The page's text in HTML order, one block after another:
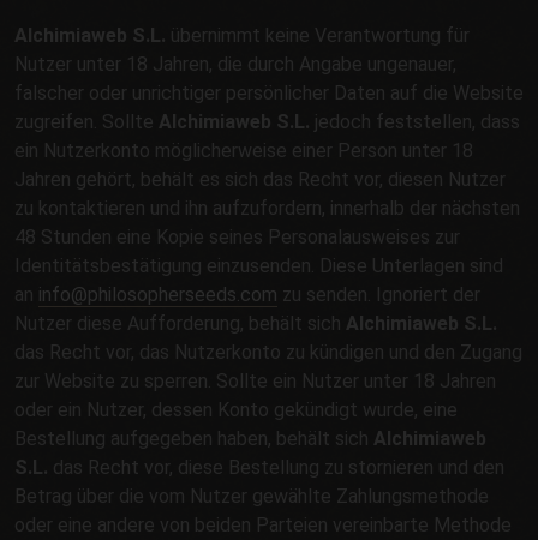
Alchimiaweb S.L. übernimmt keine Verantwortung für
Nutzer unter 18 Jahren, die durch Angabe ungenauer,
falscher oder unrichtiger persönlicher Daten auf die Website
zugreifen. Sollte Alchimiaweb S.L. jedoch feststellen, dass
ein Nutzerkonto möglicherweise einer Person unter 18
Jahren gehört, behält es sich das Recht vor, diesen Nutzer
zu kontaktieren und ihn aufzufordern, innerhalb der nächsten
48 Stunden eine Kopie seines Personalausweises zur
Identitätsbestätigung einzusenden. Diese Unterlagen sind
an info@philosopherseeds.com zu senden. Ignoriert der
Nutzer diese Aufforderung, behält sich Alchimiaweb S.L.
das Recht vor, das Nutzerkonto zu kündigen und den Zugang
zur Website zu sperren. Sollte ein Nutzer unter 18 Jahren
oder ein Nutzer, dessen Konto gekündigt wurde, eine
Bestellung aufgegeben haben, behält sich Alchimiaweb
S.L. das Recht vor, diese Bestellung zu stornieren und den
Betrag über die vom Nutzer gewählte Zahlungsmethode
oder eine andere von beiden Parteien vereinbarte Methode